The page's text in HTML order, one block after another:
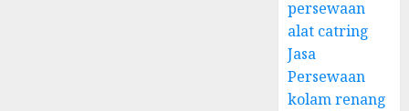
persewaan
alat catring
Jasa
Persewaan
kolam renang